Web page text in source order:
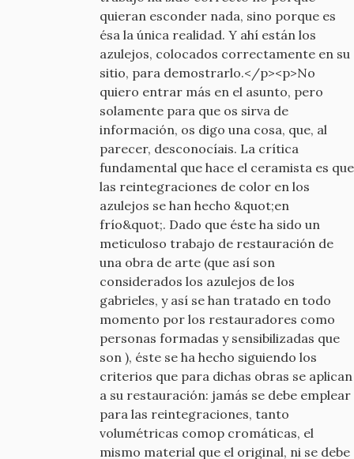
quieran esconder nada, sino porque es
ésa la única realidad. Y ahí están los
azulejos, colocados correctamente en su
sitio, para demostrarlo.</p><p>No
quiero entrar más en el asunto, pero
solamente para que os sirva de
información, os digo una cosa, que, al
parecer, desconocíais. La crítica
fundamental que hace el ceramista es que
las reintegraciones de color en los
azulejos se han hecho &quot;en
frío&quot;. Dado que éste ha sido un
meticuloso trabajo de restauración de
una obra de arte (que así son
considerados los azulejos de los
gabrieles, y así se han tratado en todo
momento por los restauradores como
personas formadas y sensibilizadas que
son ), éste se ha hecho siguiendo los
criterios que para dichas obras se aplican
a su restauración: jamás se debe emplear
para las reintegraciones, tanto
volumétricas comop cromáticas, el
mismo material que el original, ni se debe